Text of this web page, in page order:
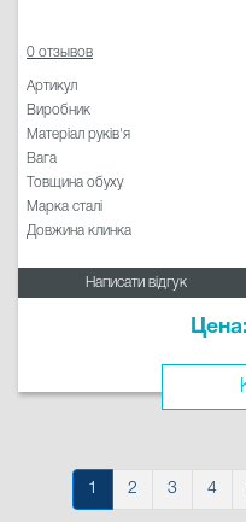
0 отзывов
Артикул
Виробник
Матеріал руків'я
Вага
Товщина обуху
Марка сталі
Довжина клинка
Написати відгук
1 2 3 4